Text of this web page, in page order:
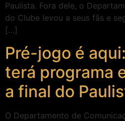
Paulista. Fora dele, o
do Clube levou a seus fãs e
[…]
Pré-jogo é
terá programa
a final do
O Departamento de